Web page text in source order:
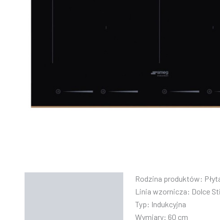
Rodzina produktów:
Linia wzornicza: Dolce
Typ: Indukcyjna
Wymiary: 60 cm